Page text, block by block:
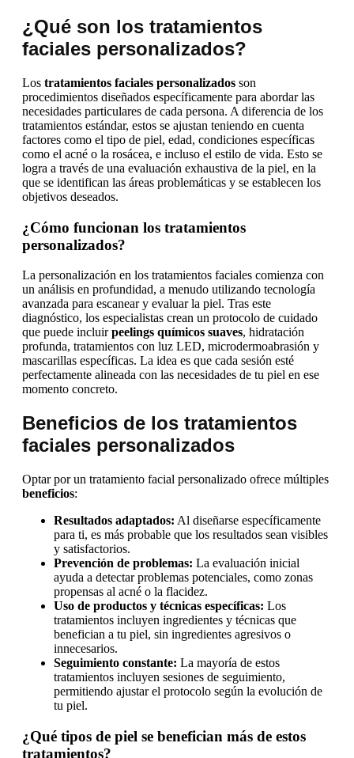
¿Qué son los tratamientos
faciales personalizados?
Los tratamientos faciales personalizados son
procedimientos diseñados específicamente para abordar las
necesidades particulares de cada persona. A diferencia de los
tratamientos estándar, estos se ajustan teniendo en cuenta
factores como el tipo de piel, edad, condiciones específicas
como el acné o la rosácea, e incluso el estilo de vida. Esto se
logra a través de una evaluación exhaustiva de la piel, en la
que se identifican las áreas problemáticas y se establecen los
objetivos deseados.
¿Cómo funcionan los tratamientos
personalizados?
La personalización en los tratamientos faciales comienza con
un análisis en profundidad, a menudo utilizando tecnología
avanzada para escanear y evaluar la piel. Tras este
diagnóstico, los especialistas crean un protocolo de cuidado
que puede incluirpeelings químicos suaves, hidratación
profunda, tratamientos con luz LED, microdermoabrasión y
mascarillas específicas. La idea es que cada sesión esté
perfectamente alineada con las necesidades de tu piel en ese
momento concreto.
Beneficios de los tratamientos
faciales personalizados
Optar por un tratamiento facial personalizado ofrece múltiples
beneficios:
Resultados adaptados: Al diseñarse específicamente
para ti, es más probable que los resultados sean visibles
y satisfactorios.
Prevención de problemas: La evaluación inicial
ayuda a detectar problemas potenciales, como zonas
propensas al acné o la flacidez.
Uso de productos y técnicas específicas: Los
tratamientos incluyen ingredientes y técnicas que
benefician a tu piel, sin ingredientes agresivos o
innecesarios.
Seguimiento constante: La mayoría de estos
tratamientos incluyen sesiones de seguimiento,
permitiendo ajustar el protocolo según la evolución de
tu piel.
¿Qué tipos de piel se benefician más de estos
tratamientos?